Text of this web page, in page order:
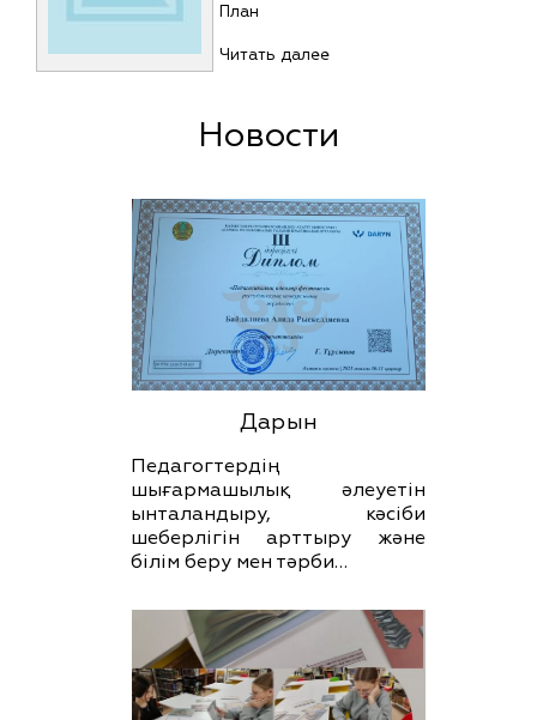
План
Читать далее
Новости
Дарын
Педагогтердің
шығармашылық әлеуетін
ынталандыру, кәсіби
шеберлігін арттыру және
білім беру мен тәрби…